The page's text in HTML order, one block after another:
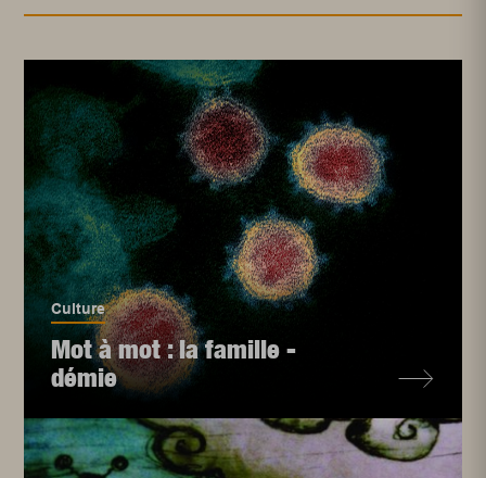
Culture
Mot à mot : la famille -
démie